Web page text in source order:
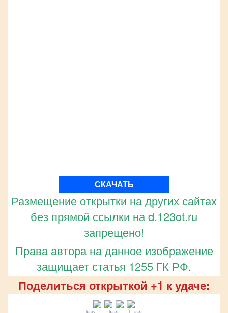
СКАЧАТЬ
Размещение открытки на других сайтах
без прямой ссылки на d.123ot.ru
запрещено!
Права автора на данное изображение
защищает статья 1255 ГК РФ.
Поделиться открыткой +1 к удаче: